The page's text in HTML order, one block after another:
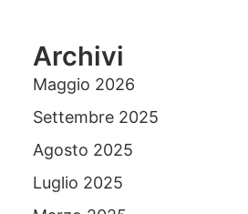
Archivi
Maggio 2026
Settembre 2025
Agosto 2025
Luglio 2025